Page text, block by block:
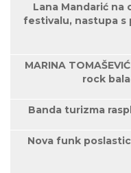
Lana Mandarić na
festivalu, nastupa s
MARINA
rock
Banda turizma
Nova funk